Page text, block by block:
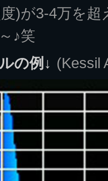
)が3-4万を
♪笑
の例↓ (Kessil